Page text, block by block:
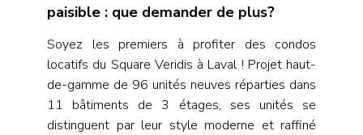
paisible : que demander de plus?
Soyez les premiers à profiter des condos
locatifs du Square Veridis à Laval ! Projet haut-
de-gamme de 96 unités neuves réparties dans
11 bâtiments de 3 étages, ses unités se
distinguent par leur style moderne et raffiné